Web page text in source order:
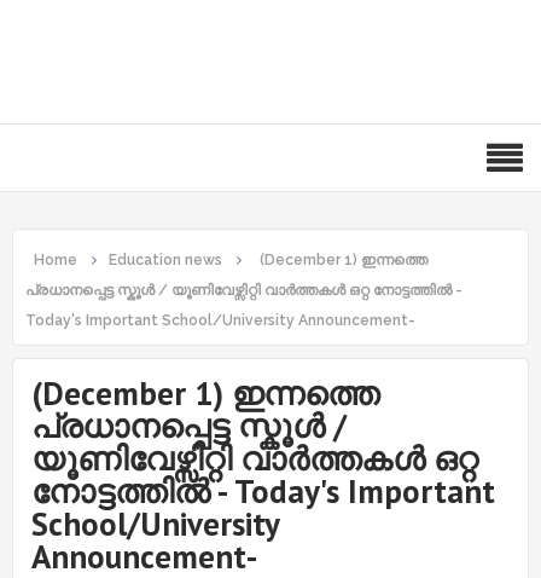
Home Education news
(December 1) ഇന്നത്തെ
പ്രധാനപ്പെട്ട സ്കൂൾ / യൂണിവേഴ്സിറ്റി വാർത്തകൾ ഒറ്റ നോട്ടത്തിൽ -
Today's Important School/University Announcement-
(December 1) ഇന്നത്തെ
പ്രധാനപ്പെട്ട സ്കൂൾ /
യൂണിവേഴ്സിറ്റി വാർത്തകൾ ഒറ്റ
നോട്ടത്തിൽ - Today's Important
School/University
Announcement-